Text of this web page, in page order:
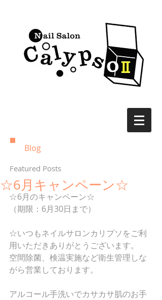
Blog
Featured Posts
☆6月キャンペーン☆
☆6月のキャンペーン☆
（期限：6月30日まで）
☆いつもネイルサロンカリプソをご利
用いただきありがとうございます。
空間除菌、検温実施など衛生管理しな
がら営業しております。
アルコール手洗いでカサカサ肌のお手